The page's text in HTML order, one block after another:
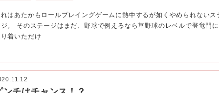
はあたかもロールプレイングゲームに熱中するが如くやめられないス
。 そのステージはまだ、野球で例えるなら草野球のレベルで登竜門に
着いただけ